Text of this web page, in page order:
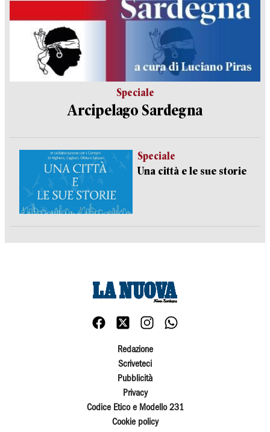
Speciale
Arcipelago Sardegna
Speciale
Una città e le sue storie
Redazione
Scriveteci
Pubblicità
Privacy
Codice Etico e Modello 231
Cookie policy